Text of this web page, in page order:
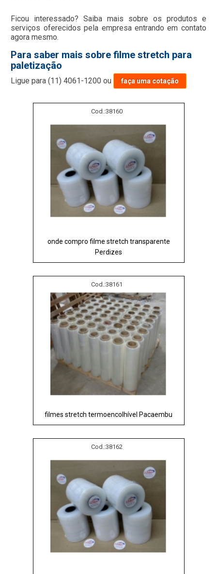
Ficou interessado? Saiba mais sobre os produtos e
serviços oferecidos pela empresa entrando em contato
agora mesmo.
Para saber mais sobre filme stretch para
paletização
Ligue para(11) 4061-1200 ou faça uma cotação
Cod.:38160
onde compro filme stretch transparente
Perdizes
Cod.:38161
filmes stretch termoencolhível Pacaembu
Cod.:38162